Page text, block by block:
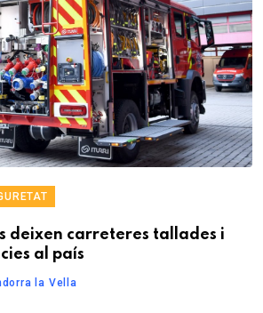
deixen carreteres tallades i
al país
la Vella